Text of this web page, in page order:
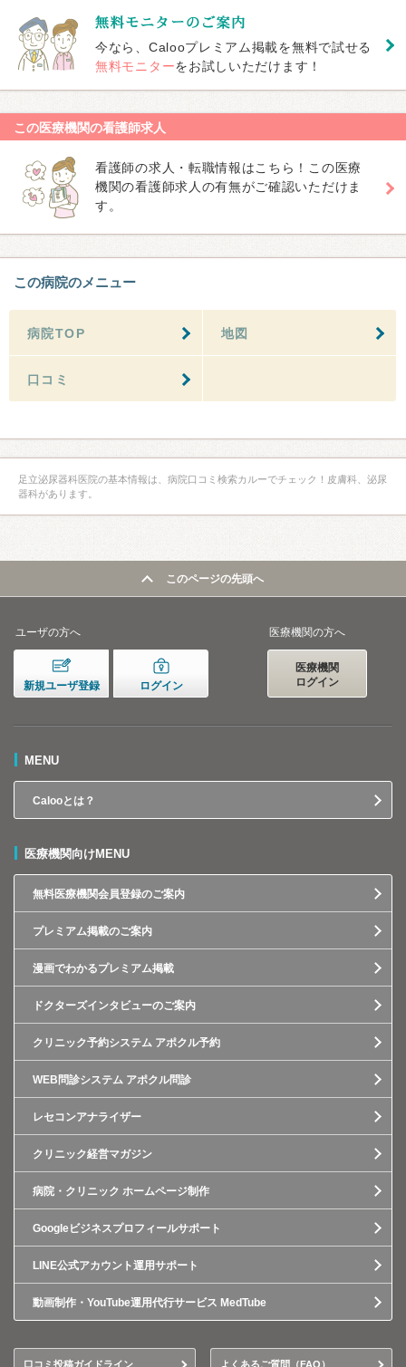
今なら、Calooプレミアム掲載を無料で試せる
無料モニターをお試しいただけます！
この医療機関の看護師求人
看護師の求人・転職情報はこちら！この医療
機関の看護師求人の有無がご確認いただけま
す。
この病院のメニュー
病院TOP 地図
口コミ
足立泌尿器科医院の基本情報は、病院口コミ検索カルーでチェック！皮膚科、泌尿
器科があります。
このページの先頭へ
ユーザの方へ
新規ユーザ登録 ログイン
医療機関の方へ
医療機関
ログイン
MENU
Calooとは？
医療機関向けMENU
無料医療機関会員登録のご案内
プレミアム掲載のご案内
漫画でわかるプレミアム掲載
ドクターズインタビューのご案内
クリニック予約システム アポクル予約
WEB問診システム アポクル問診
レセコンアナライザー
クリニック経営マガジン
病院・クリニック ホームページ制作
Googleビジネスプロフィールサポート
LINE公式アカウント運用サポート
動画制作・YouTube運用代行サービス MedTube
口コミ投稿ガイドライン よくあるご質問（FAQ）